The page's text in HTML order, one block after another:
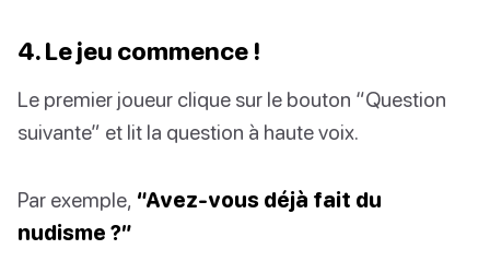
4. Le jeu commence !
Le premier joueur clique sur le bouton “Question
suivante” et lit la question à haute voix.
Par exemple, “Avez-vous déjà fait du
nudisme ?”